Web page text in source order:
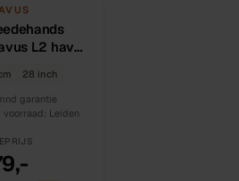
L2 have
28 inch
garantie
voorraad: Leiden